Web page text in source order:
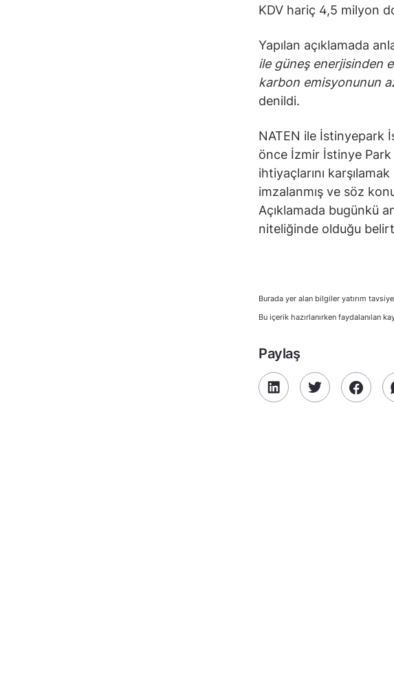
KDV hariç 4,5 milyon
Yapılan açıklamada
ile güneş enerjisinden
karbon emisyonunun
denildi.
NATEN ile İstinyepark
önce İzmir İstinye
ihtiyaçlarını
imzalanmış ve söz
Açıklamada bugünkü
niteliğinde olduğu
Burada yer alan bilgiler yatırım
Bu içerik hazırlanırken faydalanılan
Paylaş